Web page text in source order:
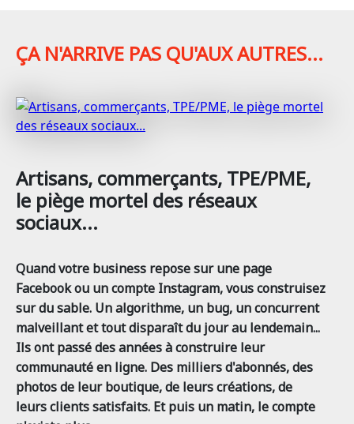
ÇA N'ARRIVE PAS QU'AUX AUTRES...
Artisans, commerçants, TPE/PME,
le piège mortel des réseaux
sociaux...
Quand votre business repose sur une page
Facebook ou un compte Instagram, vous construisez
sur du sable. Un algorithme, un bug, un concurrent
malveillant et tout disparaît du jour au lendemain...
Ils ont passé des années à construire leur
communauté en ligne. Des milliers d'abonnés, des
photos de leur boutique, de leurs créations, de
leurs clients satisfaits. Et puis un matin, le compte